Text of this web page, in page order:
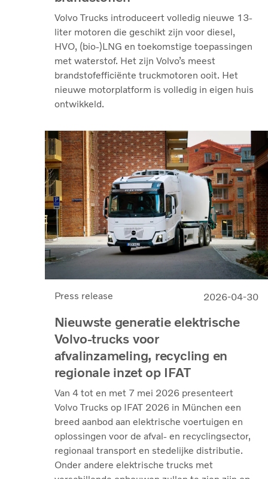
Volvo Trucks introduceert volledig nieuwe 13-
liter motoren die geschikt zijn voor diesel,
HVO, (bio-)LNG en toekomstige toepassingen
met waterstof. Het zijn Volvo’s meest
brandstofefficiënte truckmotoren ooit. Het
nieuwe motorplatform is volledig in eigen huis
ontwikkeld.
Press release 2026-04-30
Nieuwste generatie elektrische
Volvo-trucks voor
afvalinzameling, recycling en
regionale inzet op IFAT
Van 4 tot en met 7 mei 2026 presenteert
Volvo Trucks op IFAT 2026 in München een
breed aanbod aan elektrische voertuigen en
oplossingen voor de afval- en recyclingsector,
regionaal transport en stedelijke distributie.
Onder andere elektrische trucks met